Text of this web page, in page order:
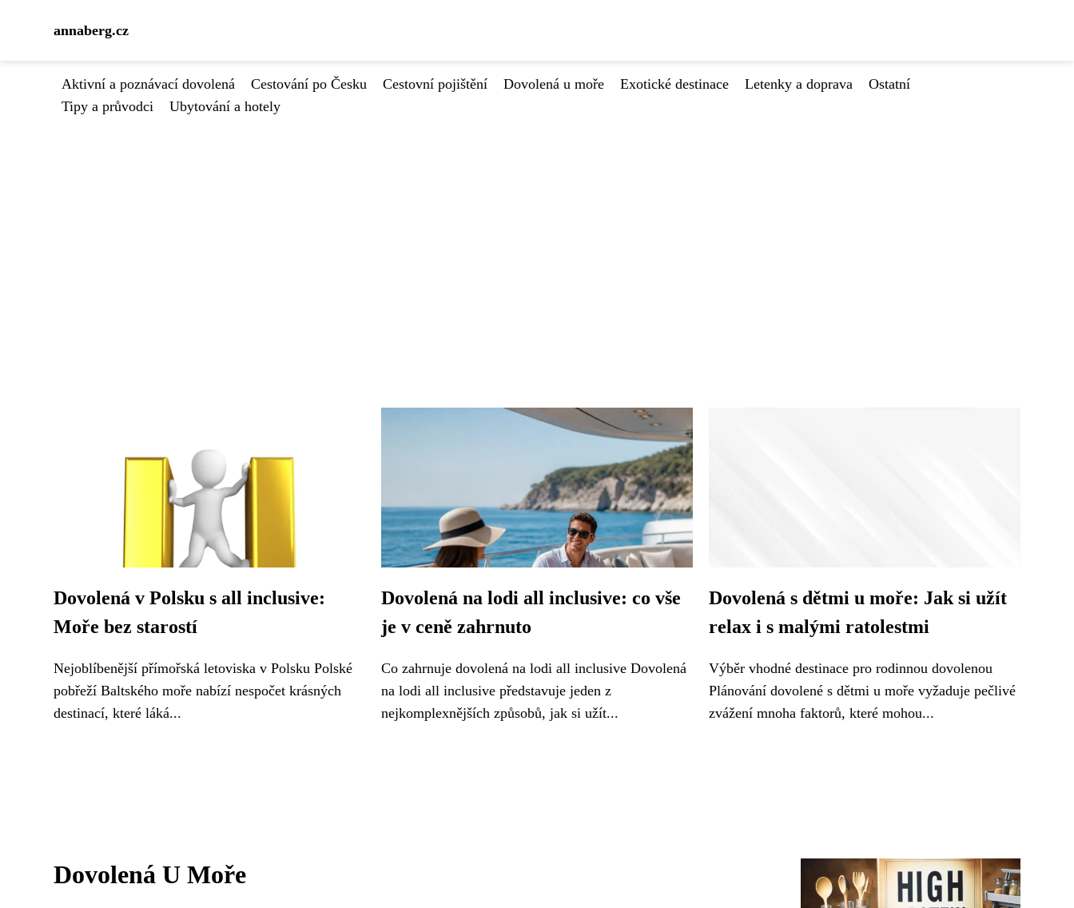
annaberg.cz
Aktivní a poznávací dovolená Cestování po Česku Cestovní pojištění Dovolená u moře Exotické destinace Letenky a doprava
Ostatní
Tipy a průvodci
Ubytování a hotely
Dovolená v Polsku s all inclusive:
Moře bez starostí
Nejoblíbenější přímořská letoviska v Polsku Polské
pobřeží Baltského moře nabízí nespočet krásných
destinací, které láká...
Dovolená na lodi all inclusive: co vše
je v ceně zahrnuto
Co zahrnuje dovolená na lodi all inclusive Dovolená
na lodi all inclusive představuje jeden z
nejkomplexnějších způsobů, jak si užít...
Dovolená s dětmi u moře: Jak si užít
relax i s malými ratolestmi
Výběr vhodné destinace pro rodinnou dovolenou
Plánování dovolené s dětmi u moře vyžaduje pečlivé
zvážení mnoha faktorů, které mohou...
Dovolená U Moře